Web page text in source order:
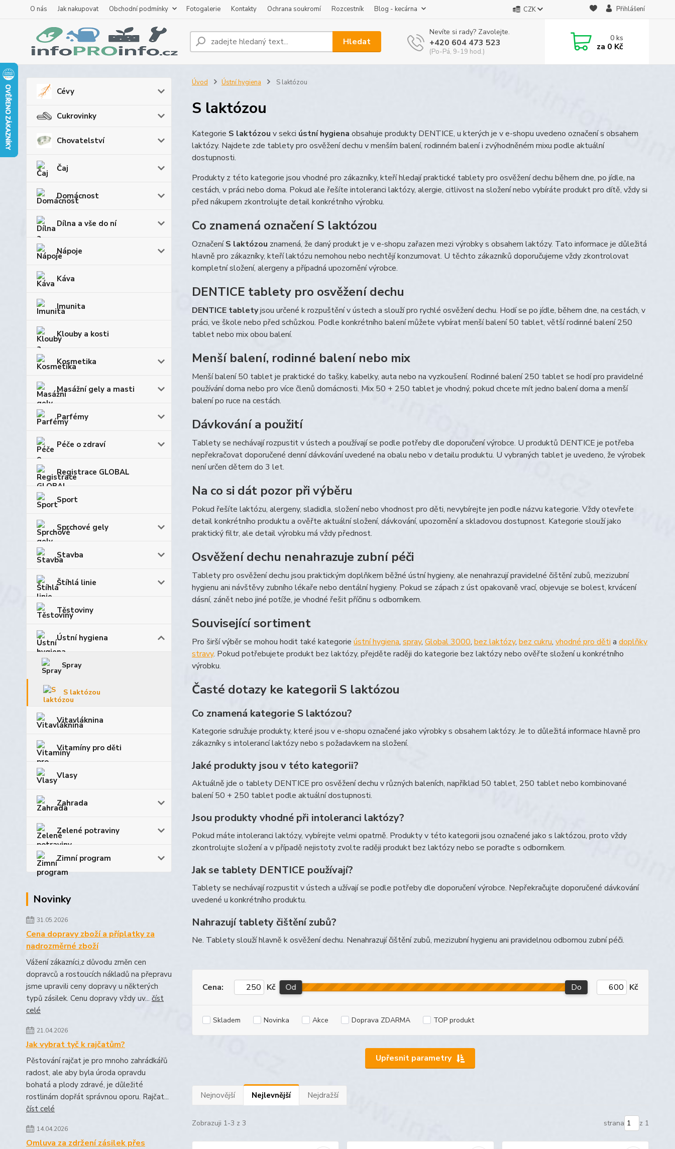
O nás Jak nakupovat Obchodní podmínky Fotogalerie Kontakty Ochrana soukromí Rozcestník Blog - kecárna CZK Přihlášení
Hledat
Nevíte si rady? Zavolejte.
+420 604 473 523
(Po-Pá, 9-19 hod.)
0ks
za 0 Kč
Cévy
Cukrovinky
Chovatelství
Čaj
Domácnost
Dílna a vše do ní
Nápoje
Káva
Imunita
Klouby a kosti
Kosmetika
Masážní gely a masti
Parfémy
Péče o zdraví
Registrace GLOBAL
Sport
Sprchové gely
Stavba
Štíhlá linie
Těstoviny
Ústní hygiena
Spray
S laktózou
Vitavláknina
Vitamíny pro děti
Vlasy
Zahrada
Zelené potraviny
Zimní program
Novinky
31.05.2026
Cena dopravy zboží a příplatky za
nadrozměrné zboží
Vážení zákazníci,z důvodu změn cen
dopravců a rostoucích nákladů na přepravu
jsme upravili ceny dopravy u některých
typů zásilek. Cenu dopravy vždy uv... číst
celé
21.04.2026
Jak vybrat tyč k rajčatům?
Pěstování rajčat je pro mnoho zahrádkářů
radost, ale aby byla úroda opravdu
bohatá a plody zdravé, je důležité
rostlinám dopřát správnou oporu. Rajčat...
číst celé
14.04.2026
Omluva za zdržení zásilek přes
Úvod Ústní hygiena S laktózou
S laktózou
Kategorie S laktózou v sekci ústní hygiena obsahuje produkty DENTICE, u kterých je v e-shopu uvedeno označení s obsahem
laktózy. Najdete zde tablety pro osvěžení dechu v menším balení, rodinném balení i zvýhodněném mixu podle aktuální
dostupnosti.
Produkty z této kategorie jsou vhodné pro zákazníky, kteří hledají praktické tablety pro osvěžení dechu během dne, po jídle, na
cestách, v práci nebo doma. Pokud ale řešíte intoleranci laktózy, alergie, citlivost na složení nebo vybíráte produkt pro dítě, vždy si
před nákupem zkontrolujte detail konkrétního výrobku.
Co znamená označení S laktózou
OznačeníS laktózou znamená, že daný produkt je v e-shopu zařazen mezi výrobky s obsahem laktózy. Tato informace je důležitá
hlavně pro zákazníky, kteří laktózu nemohou nebo nechtějí konzumovat. U těchto zákazníků doporučujeme vždy zkontrolovat
kompletní složení, alergeny a případná upozornění výrobce.
DENTICE tablety pro osvěžení dechu
DENTICE tabletyjsou určené k rozpuštění v ústech a slouží pro rychlé osvěžení dechu. Hodí se po jídle, během dne, na cestách, v
práci, ve škole nebo před schůzkou. Podle konkrétního balení můžete vybírat menší balení 50 tablet, větší rodinné balení 250
tablet nebo mix obou balení.
Menší balení, rodinné balení nebo mix
Menší balení 50 tablet je praktické do tašky, kabelky, auta nebo na vyzkoušení. Rodinné balení 250 tablet se hodí pro pravidelné
používání doma nebo pro více členů domácnosti. Mix 50 + 250 tablet je vhodný, pokud chcete mít jedno balení doma a menší
balení po ruce na cestách.
Dávkování a použití
Tablety se nechávají rozpustit v ústech a používají se podle potřeby dle doporučení výrobce. U produktů DENTICE je potřeba
nepřekračovat doporučené denní dávkování uvedené na obalu nebo v detailu produktu. U vybraných tablet je uvedeno, že výrobek
není určen dětem do 3 let.
Na co si dát pozor při výběru
Pokud řešíte laktózu, alergeny, sladidla, složení nebo vhodnost pro děti, nevybírejte jen podle názvu kategorie. Vždy otevřete
detail konkrétního produktu a ověřte aktuální složení, dávkování, upozornění a skladovou dostupnost. Kategorie slouží jako
praktický filtr, ale detail výrobku má vždy přednost.
Osvěžení dechu nenahrazuje zubní péči
Tablety pro osvěžení dechu jsou praktickým doplňkem běžné ústní hygieny, ale nenahrazují pravidelné čištění zubů, mezizubní
hygienu ani návštěvy zubního lékaře nebo dentální hygieny. Pokud se zápach z úst opakovaně vrací, objevuje se bolest, krvácení
dásní, zánět nebo jiné potíže, je vhodné řešit příčinu s odborníkem.
Související sortiment
Pro širší výběr se mohou hodit také kategorie ústní hygiena, spray, Global 3000, bez laktózy, bez cukru, vhodné pro děti a doplňky
stravy. Pokud potřebujete produkt bez laktózy, přejděte raději do kategorie bez laktózy nebo ověřte složení u konkrétního
výrobku.
Časté dotazy ke kategorii S laktózou
Co znamená kategorie S laktózou?
Kategorie sdružuje produkty, které jsou v e-shopu označené jako výrobky s obsahem laktózy. Je to důležitá informace hlavně pro
zákazníky s intolerancí laktózy nebo s požadavkem na složení.
Jaké produkty jsou v této kategorii?
Aktuálně jde o tablety DENTICE pro osvěžení dechu v různých baleních, například 50 tablet, 250 tablet nebo kombinované
balení 50 + 250 tablet podle aktuální dostupnosti.
Jsou produkty vhodné při intoleranci laktózy?
Pokud máte intoleranci laktózy, vybírejte velmi opatrně. Produkty v této kategorii jsou označené jako s laktózou, proto vždy
zkontrolujte složení a v případě nejistoty zvolte raději produkt bez laktózy nebo se poraďte s odborníkem.
Jak se tablety DENTICE používají?
Tablety se nechávají rozpustit v ústech a užívají se podle potřeby dle doporučení výrobce. Nepřekračujte doporučené dávkování
uvedené u konkrétního produktu.
Nahrazují tablety čištění zubů?
Ne. Tablety slouží hlavně k osvěžení dechu. Nenahrazují čištění zubů, mezizubní hygienu ani pravidelnou odbornou zubní péči.
Upřesnit parametry
Cena: Kč Od Do Kč
Skladem Novinka Akce Doprava ZDARMA TOP produkt
Nejnovější Nejlevnější Nejdražší
Zobrazuji 1-3 z 3 strana z 1